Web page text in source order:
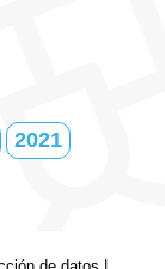
2021